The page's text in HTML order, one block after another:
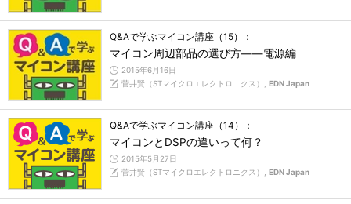
Q&Aで学ぶマイコン講座（15）：
マイコン周辺部品の選び方――電源編
2015年6月16日
菅井賢（STマイクロエレクトロニクス）, EDN Japan
Q&Aで学ぶマイコン講座（14）：
マイコンとDSPの違いって何？
2015年5月27日
菅井賢（STマイクロエレクトロニクス）, EDN Japan